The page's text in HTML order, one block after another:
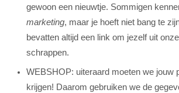
gewoon een nieuwtje. Sommigen
marketing, maar je hoeft niet bang te
bevatten altijd een link om jezelf uit
schrappen.
WEBSHOP: uiteraard moeten we jouw
krijgen! Daarom gebruiken we de